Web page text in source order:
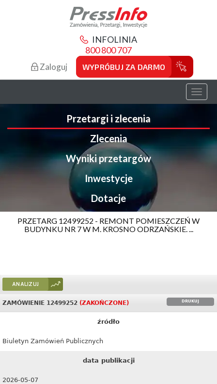
INFOLINIA
800 800 707
Zaloguj WYPRÓBUJ ZA DARMO
Toggle
Przetargi i zlecenia
Zlecenia
Wyniki przetargów
Inwestycje
Dotacje
PRZETARG 12499252 - REMONT POMIESZCZEŃ W
BUDYNKU NR 7 W M. KROSNO ODRZAŃSKIE. ...
ANALIZUJ
DRUKUJ
ZAMÓWIENIE 12499252 (ZAKOŃCZONE)
źródło
Biuletyn Zamówień Publicznych
data publikacji
2026-05-07